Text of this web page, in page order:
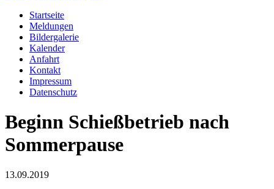
Startseite
Meldungen
Bildergalerie
Kalender
Anfahrt
Kontakt
Impressum
Datenschutz
Beginn Schießbetrieb nach
Sommerpause
13.09.2019